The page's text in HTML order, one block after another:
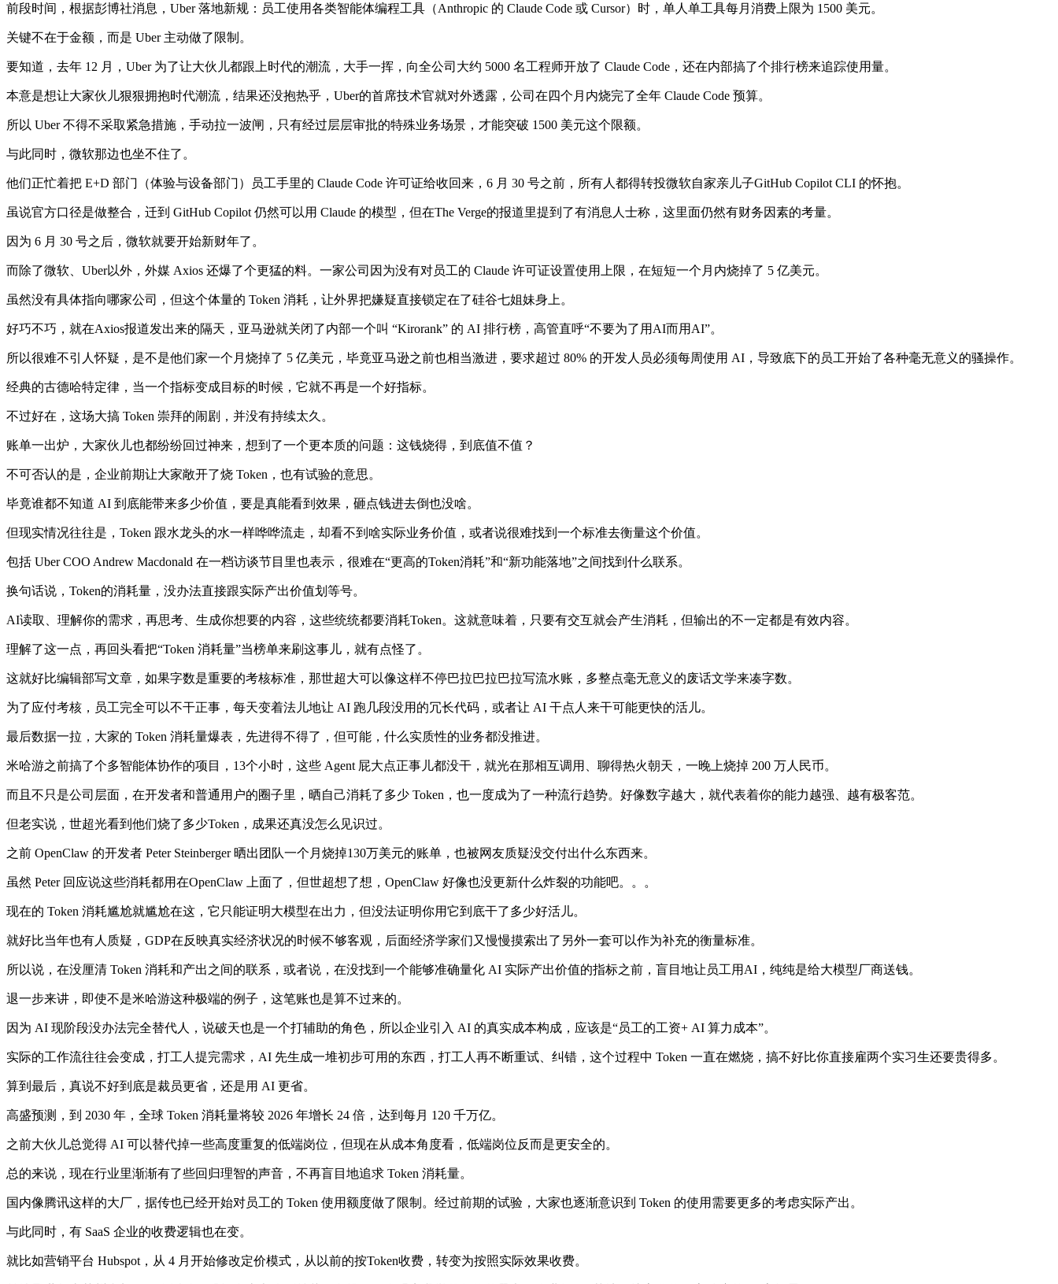
前段时间，根据彭博社消息，Uber 落地新规：员工使用各类智能体编程工具（Anthropic 的 Claude Code 或 Cursor）时，单人单工具每月消费上限为 1500 美元。
关键不在于金额，而是 Uber 主动做了限制。
要知道，去年 12 月，Uber 为了让大伙儿都跟上时代的潮流，大手一挥，向全公司大约 5000 名工程师开放了 Claude Code，还在内部搞了个排行榜来追踪使用量。
本意是想让大家伙儿狠狠拥抱时代潮流，结果还没抱热乎，Uber的首席技术官就对外透露，公司在四个月内烧完了全年 Claude Code 预算。
所以 Uber 不得不采取紧急措施，手动拉一波闸，只有经过层层审批的特殊业务场景，才能突破 1500 美元这个限额。
与此同时，微软那边也坐不住了。
他们正忙着把 E+D 部门（体验与设备部门）员工手里的 Claude Code 许可证给收回来，6 月 30 号之前，所有人都得转投微软自家亲儿子GitHub Copilot CLI 的怀抱。
虽说官方口径是做整合，迁到 GitHub Copilot 仍然可以用 Claude 的模型，但在The Verge的报道里提到了有消息人士称，这里面仍然有财务因素的考量。
因为 6 月 30 号之后，微软就要开始新财年了。
而除了微软、Uber以外，外媒 Axios 还爆了个更猛的料。一家公司因为没有对员工的 Claude 许可证设置使用上限，在短短一个月内烧掉了 5 亿美元。
虽然没有具体指向哪家公司，但这个体量的 Token 消耗，让外界把嫌疑直接锁定在了硅谷七姐妹身上。
好巧不巧，就在Axios报道发出来的隔天，亚马逊就关闭了内部一个叫 “Kirorank” 的 AI 排行榜，高管直呼“不要为了用AI而用AI”。
所以很难不引人怀疑，是不是他们家一个月烧掉了 5 亿美元，毕竟亚马逊之前也相当激进，要求超过 80% 的开发人员必须每周使用 AI，导致底下的员工开始了各种毫无意义的骚操作。
经典的古德哈特定律，当一个指标变成目标的时候，它就不再是一个好指标。
不过好在，这场大搞 Token 崇拜的闹剧，并没有持续太久。
账单一出炉，大家伙儿也都纷纷回过神来，想到了一个更本质的问题：这钱烧得，到底值不值？
不可否认的是，企业前期让大家敞开了烧 Token，也有试验的意思。
毕竟谁都不知道 AI 到底能带来多少价值，要是真能看到效果，砸点钱进去倒也没啥。
但现实情况往往是，Token 跟水龙头的水一样哗哗流走，却看不到啥实际业务价值，或者说很难找到一个标准去衡量这个价值。
包括 Uber COO Andrew Macdonald 在一档访谈节目里也表示，很难在“更高的Token消耗”和“新功能落地”之间找到什么联系。
换句话说，Token的消耗量，没办法直接跟实际产出价值划等号。
AI读取、理解你的需求，再思考、生成你想要的内容，这些统统都要消耗Token。这就意味着，只要有交互就会产生消耗，但输出的不一定都是有效内容。
理解了这一点，再回头看把“Token 消耗量”当榜单来刷这事儿，就有点怪了。
这就好比编辑部写文章，如果字数是重要的考核标准，那世超大可以像这样不停巴拉巴拉巴拉写流水账，多整点毫无意义的废话文学来凑字数。
为了应付考核，员工完全可以不干正事，每天变着法儿地让 AI 跑几段没用的冗长代码，或者让 AI 干点人来干可能更快的活儿。
最后数据一拉，大家的 Token 消耗量爆表，先进得不得了，但可能，什么实质性的业务都没推进。
米哈游之前搞了个多智能体协作的项目，13个小时，这些 Agent 屁大点正事儿都没干，就光在那相互调用、聊得热火朝天，一晚上烧掉 200 万人民币。
而且不只是公司层面，在开发者和普通用户的圈子里，晒自己消耗了多少 Token，也一度成为了一种流行趋势。好像数字越大，就代表着你的能力越强、越有极客范。
但老实说，世超光看到他们烧了多少Token，成果还真没怎么见识过。
之前 OpenClaw 的开发者 Peter Steinberger 晒出团队一个月烧掉130万美元的账单，也被网友质疑没交付出什么东西来。
虽然 Peter 回应说这些消耗都用在OpenClaw 上面了，但世超想了想，OpenClaw 好像也没更新什么炸裂的功能吧。。。
现在的 Token 消耗尴尬就尴尬在这，它只能证明大模型在出力，但没法证明你用它到底干了多少好活儿。
就好比当年也有人质疑，GDP在反映真实经济状况的时候不够客观，后面经济学家们又慢慢摸索出了另外一套可以作为补充的衡量标准。
所以说，在没厘清 Token 消耗和产出之间的联系，或者说，在没找到一个能够准确量化 AI 实际产出价值的指标之前，盲目地让员工用AI，纯纯是给大模型厂商送钱。
退一步来讲，即使不是米哈游这种极端的例子，这笔账也是算不过来的。
因为 AI 现阶段没办法完全替代人，说破天也是一个打辅助的角色，所以企业引入 AI 的真实成本构成，应该是“员工的工资+ AI 算力成本”。
实际的工作流往往会变成，打工人提完需求，AI 先生成一堆初步可用的东西，打工人再不断重试、纠错，这个过程中 Token 一直在燃烧，搞不好比你直接雇两个实习生还要贵得多。
算到最后，真说不好到底是裁员更省，还是用 AI 更省。
高盛预测，到 2030 年，全球 Token 消耗量将较 2026 年增长 24 倍，达到每月 120 千万亿。
之前大伙儿总觉得 AI 可以替代掉一些高度重复的低端岗位，但现在从成本角度看，低端岗位反而是更安全的。
总的来说，现在行业里渐渐有了些回归理智的声音，不再盲目地追求 Token 消耗量。
国内像腾讯这样的大厂，据传也已经开始对员工的 Token 使用额度做了限制。经过前期的试验，大家也逐渐意识到 Token 的使用需要更多的考虑实际产出。
与此同时，有 SaaS 企业的收费逻辑也在变。
就比如营销平台 Hubspot，从 4 月开始修改定价模式，从以前的按Token收费，转变为按照实际效果收费。